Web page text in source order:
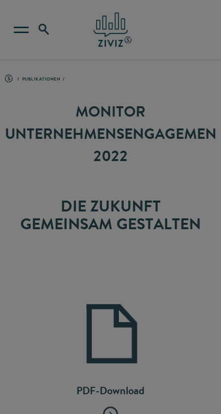
PUBLIKATIONEN
MONITOR
2022
DIE ZUKUNFT
GEMEINSAM GESTALTEN
PDF-Download